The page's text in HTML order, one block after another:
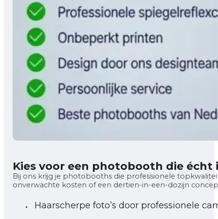
Kies voor een photobooth die
Bij ons krijg je photobooths die professionele
onverwachte kosten of een dertien-in-een-dozijn
Haarscherpe foto’s door professionele